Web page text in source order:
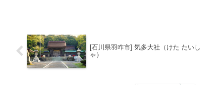
[石川県羽咋市] 気多大社（けた たいし
ゃ）